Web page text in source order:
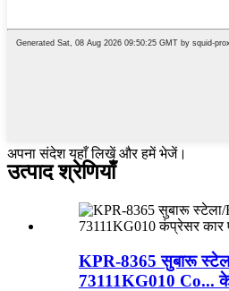
अपना संदेश यहाँ लिखें और हमें भेजें।
उत्पाद श्रेणियाँ
KPR-8365 सुबारू
73111KG010 Co...